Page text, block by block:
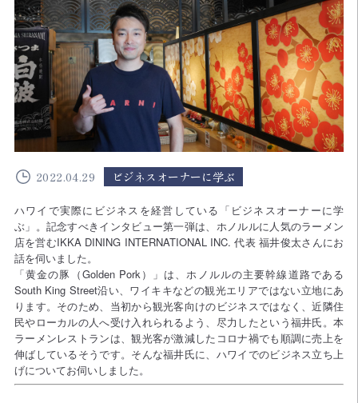
2022.04.29 ビジネスオーナーに学ぶ
ハワイで実際にビジネスを経営している「ビジネスオーナーに学
ぶ」。記念すべきインタビュー第一弾は、ホノルルに人気のラーメン
店を営むIKKA DINING INTERNATIONAL INC. 代表 福井俊太さんにお
話を伺いました。
「黄金の豚（Golden Pork）」は、ホノルルの主要幹線道路である
South King Street沿い、ワイキキなどの観光エリアではない立地にあ
ります。そのため、当初から観光客向けのビジネスではなく、近隣住
民やローカルの人へ受け入れられるよう、尽力したという福井氏。本
ラーメンレストランは、観光客が激減したコロナ禍でも順調に売上を
伸ばしているそうです。そんな福井氏に、ハワイでのビジネス立ち上
げについてお伺いしました。